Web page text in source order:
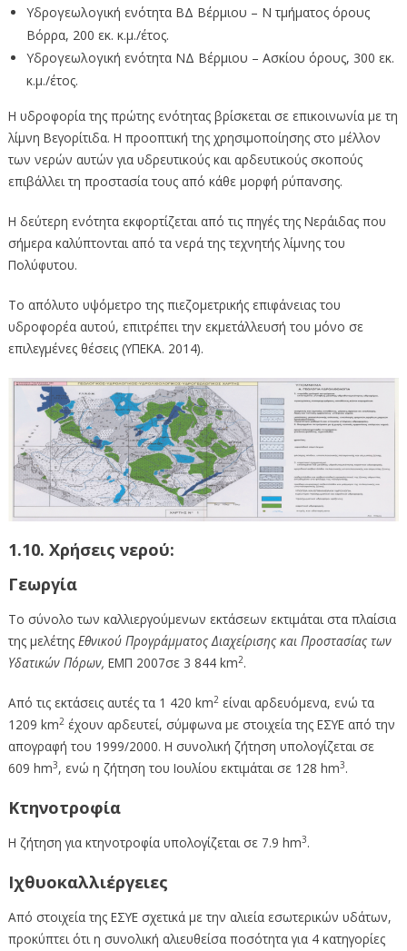
Υδρογεωλογική ενότητα ΒΔ Βέρμιου – Ν τμήματος όρους
Βόρρα, 200 εκ. κ.μ./έτος.
Υδρογεωλογική ενότητα ΝΔ Βέρμιου – Ασκίου όρους, 300 εκ.
κ.μ./έτος.
Η υδροφορία της πρώτης ενότητας βρίσκεται σε επικοινωνία με τη
λίμνη Βεγορίτιδα. Η προοπτική της χρησιμοποίησης στο μέλλον
των νερών αυτών για υδρευτικούς και αρδευτικούς σκοπούς
επιβάλλει τη προστασία τους από κάθε μορφή ρύπανσης.
Η δεύτερη ενότητα εκφορτίζεται από τις πηγές της Νεράιδας που
σήμερα καλύπτονται από τα νερά της τεχνητής λίμνης του
Πολύφυτου.
Το απόλυτο υψόμετρο της πιεζομετρικής επιφάνειας του
υδροφορέα αυτού, επιτρέπει την εκμετάλλευσή του μόνο σε
επιλεγμένες θέσεις (ΥΠΕΚΑ. 2014).
1.10. Χρήσεις νερού:
Γεωργία
Το σύνολο των καλλιεργούμενων εκτάσεων εκτιμάται στα πλαίσια
της μελέτης Εθνικού Προγράμματος Διαχείρισης και Προστασίας των
Υδατικών Πόρων, ΕΜΠ 2007σε 3 844 km2.
Από τις εκτάσεις αυτές τα 1 420 km2είναι αρδευόμενα, ενώ τα
1209 km2έχουν αρδευτεί, σύμφωνα με στοιχεία της ΕΣΥΕ από την
απογραφή του 1999/2000. Η συνολική ζήτηση υπολογίζεται σε
609 hm3, ενώ η ζήτηση του Ιουλίου εκτιμάται σε 128 hm3.
Κτηνοτροφία
Η ζήτηση για κτηνοτροφία υπολογίζεται σε 7.9 hm3.
Ιχθυοκαλλιέργειες
Από στοιχεία της ΕΣΥΕ σχετικά με την αλιεία εσωτερικών υδάτων,
προκύπτει ότι η συνολική αλιευθείσα ποσότητα για 4 κατηγορίες